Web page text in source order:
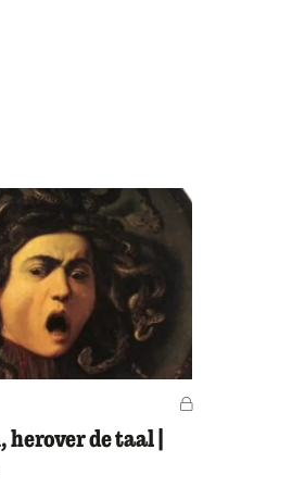
Voor leden
herover de taal |